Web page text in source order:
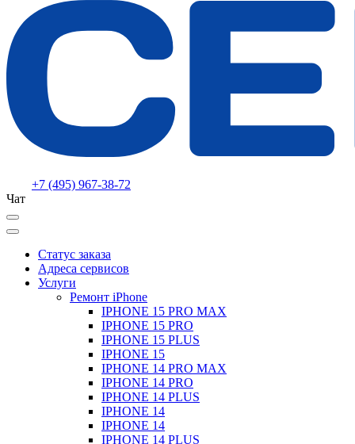
+7 (495) 967-38-72
Чат
Статус заказа
Адреса сервисов
Услуги
Ремонт iPhone
IPHONE 15 PRO MAX
IPHONE 15 PRO
IPHONE 15 PLUS
IPHONE 15
IPHONE 14 PRO MAX
IPHONE 14 PRO
IPHONE 14 PLUS
IPHONE 14
IPHONE 14
IPHONE 14 PLUS